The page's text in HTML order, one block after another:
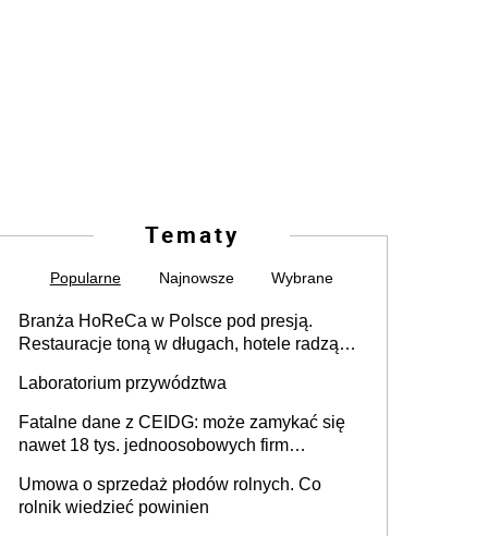
Tematy
Popularne Najnowsze Wybrane
Branża HoReCa w Polsce pod presją.
Restauracje toną w długach, hotele radzą
Laboratorium przywództwa
Fatalne dane z CEIDG: może zamykać się
nawet 18 tys. jednoosobowych firm
Umowa o sprzedaż płodów rolnych. Co
rolnik wiedzieć powinien